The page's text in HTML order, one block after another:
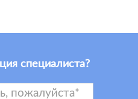
специалиста?